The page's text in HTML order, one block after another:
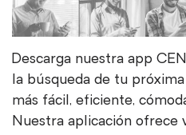
Descarga nuestra app
la búsqueda de tu
más fácil, eficiente,
Nuestra aplicación ofrece